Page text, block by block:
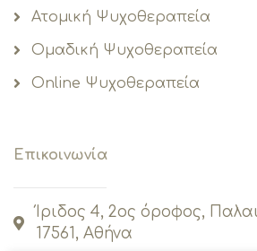
Ατομική Ψυχοθεραπεία
Ομαδική Ψυχοθεραπεία
Online Ψυχοθεραπεία
Επικοινωνία
Ίριδος 4, 2ος όροφος,
17561, Αθήνα